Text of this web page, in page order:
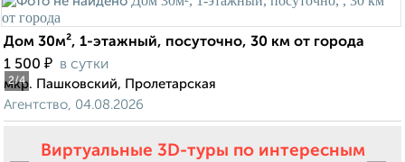
2/4
Дом 30м², 1-этажный, посуточно, 30 км от города
1 500 ₽ в сутки
мкр. Пашковский, Пролетарская
Агентство, 04.08.2026
Виртуальные 3D-туры по интересным